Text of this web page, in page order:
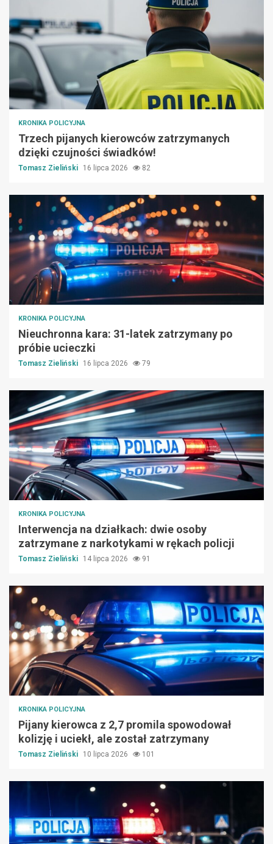
KRONIKA POLICYJNA
Trzech pijanych kierowców zatrzymanych
dzięki czujności świadków!
Tomasz Zieliński 16 lipca 2026 82
KRONIKA POLICYJNA
Nieuchronna kara: 31-latek zatrzymany po
próbie ucieczki
Tomasz Zieliński 16 lipca 2026 79
KRONIKA POLICYJNA
Interwencja na działkach: dwie osoby
zatrzymane z narkotykami w rękach policji
Tomasz Zieliński 14 lipca 2026 91
KRONIKA POLICYJNA
Pijany kierowca z 2,7 promila spowodował
kolizję i uciekł, ale został zatrzymany
Tomasz Zieliński 10 lipca 2026 101